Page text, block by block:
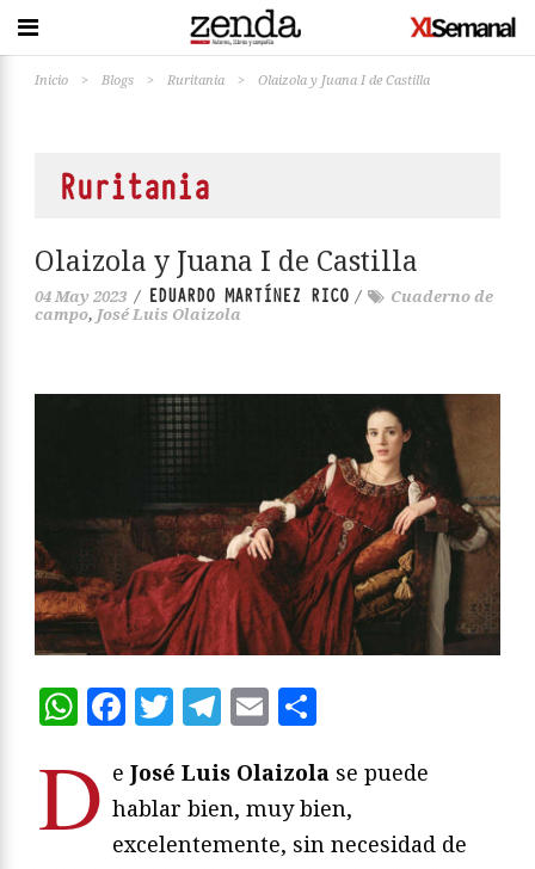
Inicio > Blogs > Ruritania > Olaizola y Juana I de Castilla
Ruritania
Olaizola y Juana I de Castilla
04 May 2023 / EDUARDO MARTÍNEZ RICO /
Cuaderno de
campo, José Luis Olaizola
WhatsApp
Facebook
Twitter
Telegram
Email
D e José Luis Olaizola se puede
hablar bien, muy bien,
excelentemente, sin necesidad de